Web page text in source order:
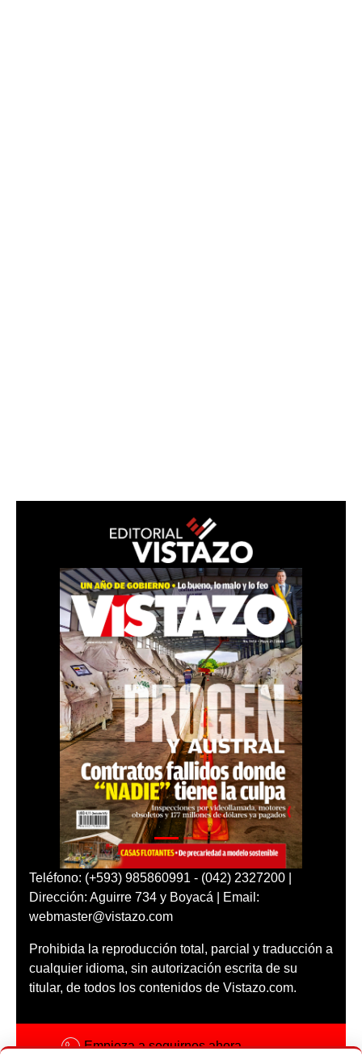
Teléfono: (+593) 985860991 - (042) 2327200 |
Dirección: Aguirre 734 y Boyacá | Email:
webmaster@vistazo.com
Prohibida la reproducción total, parcial y traducción a
cualquier idioma, sin autorización escrita de su
titular, de todos los contenidos de Vistazo.com.
Empieza a seguirnos ahora